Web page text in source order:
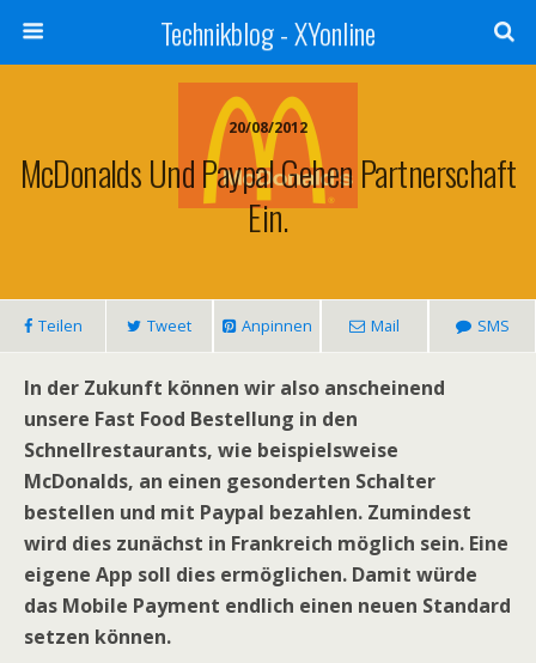
Technikblog - XYonline
20/08/2012
McDonalds Und Paypal Gehen Partnerschaft
Ein.
Teilen Tweet Anpinnen Mail SMS
In der Zukunft können wir also anscheinend
unsere Fast Food Bestellung in den
Schnellrestaurants, wie beispielsweise
McDonalds, an einen gesonderten Schalter
bestellen und mit Paypal bezahlen. Zumindest
wird dies zunächst in Frankreich möglich sein. Eine
eigene App soll dies ermöglichen. Damit würde
das Mobile Payment endlich einen neuen Standard
setzen können.